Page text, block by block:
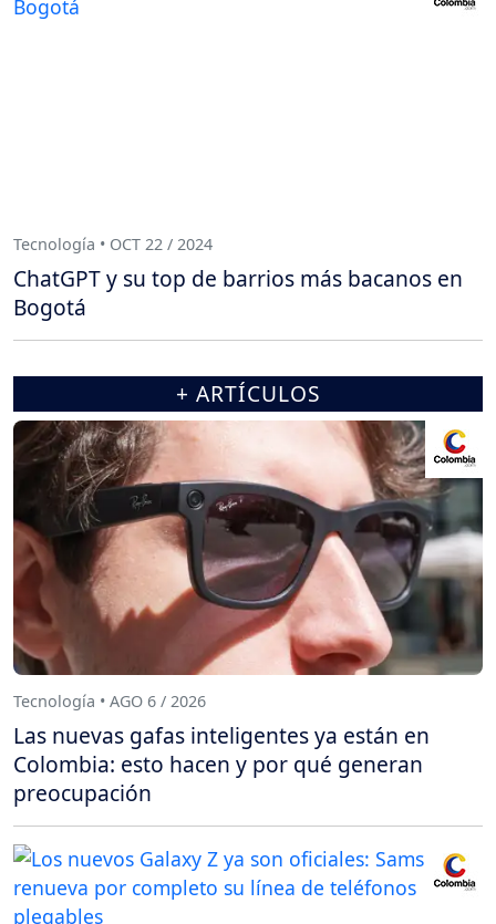
Tecnología • OCT 22 / 2024
ChatGPT y su top de barrios más bacanos en
Bogotá
+ ARTÍCULOS
Tecnología • AGO 6 / 2026
Las nuevas gafas inteligentes ya están en
Colombia: esto hacen y por qué generan
preocupación